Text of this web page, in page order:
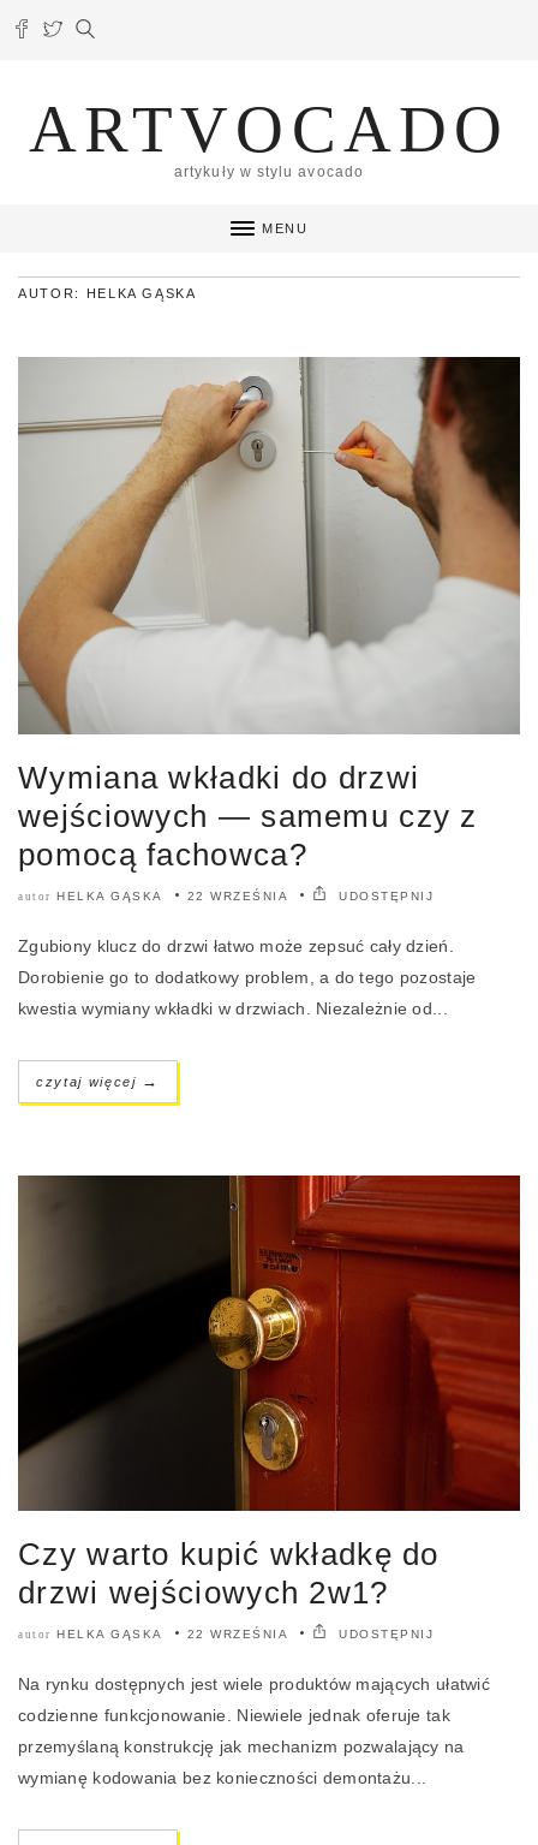
ARTVOCADO
artykuły w stylu avocado
MENU
AUTOR: HELKA GĄSKA
Wymiana wkładki do drzwi
wejściowych — samemu czy z
pomocą fachowca?
autor HELKA GĄSKA 22 WRZEŚNIA UDOSTĘPNIJ
Zgubiony klucz do drzwi łatwo może zepsuć cały dzień.
Dorobienie go to dodatkowy problem, a do tego pozostaje
kwestia wymiany wkładki w drzwiach. Niezależnie od...
czytaj więcej →
Czy warto kupić wkładkę do
drzwi wejściowych 2w1?
autor HELKA GĄSKA 22 WRZEŚNIA UDOSTĘPNIJ
Na rynku dostępnych jest wiele produktów mających ułatwić
codzienne funkcjonowanie. Niewiele jednak oferuje tak
przemyślaną konstrukcję jak mechanizm pozwalający na
wymianę kodowania bez konieczności demontażu...